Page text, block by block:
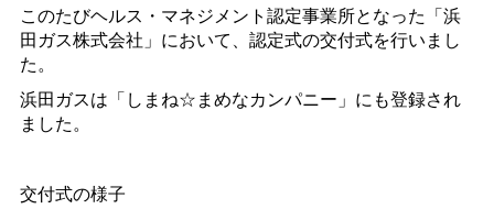
このたびヘルス・マネジメント認定事業所となった「浜
田ガス株式会社」において、認定式の交付式を行いまし
た。
浜田ガスは「しまね☆まめなカンパニー」にも登録され
ました。
交付式の様子